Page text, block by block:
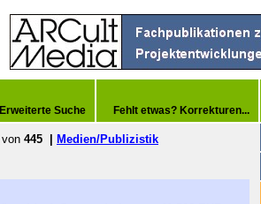
Erweiterte Suche Fehlt etwas? Korrekturen...
von 445 Medien/Publizistik